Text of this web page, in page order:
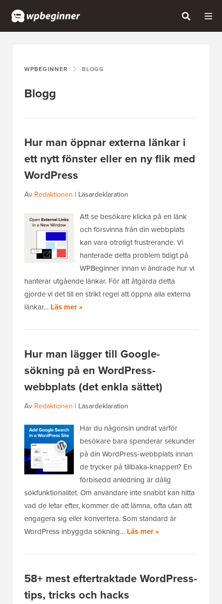
WPBEGINNER BLOGG
Blogg
Hur man öppnar externa länkar i
ett nytt fönster eller en ny flik med
WordPress
Av Redaktionen | Läsardeklaration
Att se besökare klicka på en länk
och försvinna från din webbplats
kan vara otroligt frustrerande. Vi
hanterade detta problem tidigt på
WPBeginner innan vi ändrade hur vi
hanterar utgående länkar. För att åtgärda detta
gjorde vi det till en strikt regel att öppna alla externa
länkar… Läs mer »
Hur man lägger till Google-
sökning på en WordPress-
webbplats (det enkla sättet)
Av Redaktionen | Läsardeklaration
Har du någonsin undrat varför
besökare bara spenderar sekunder
på din WordPress-webbplats innan
de trycker på tillbaka-knappen? En
förbisedd anledning är dålig
sökfunktionalitet. Om användare inte snabbt kan hitta
vad de letar efter, kommer de att lämna, ofta utan att
engagera sig eller konvertera. Som standard är
WordPress inbyggda sökning… Läs mer »
58+ mest eftertraktade WordPress-
tips, tricks och hacks